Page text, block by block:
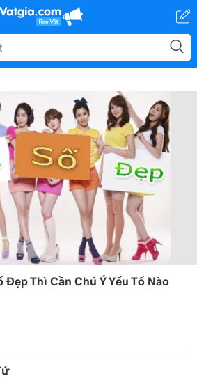
Thì Cần Chú Ý Yếu Tố Nào